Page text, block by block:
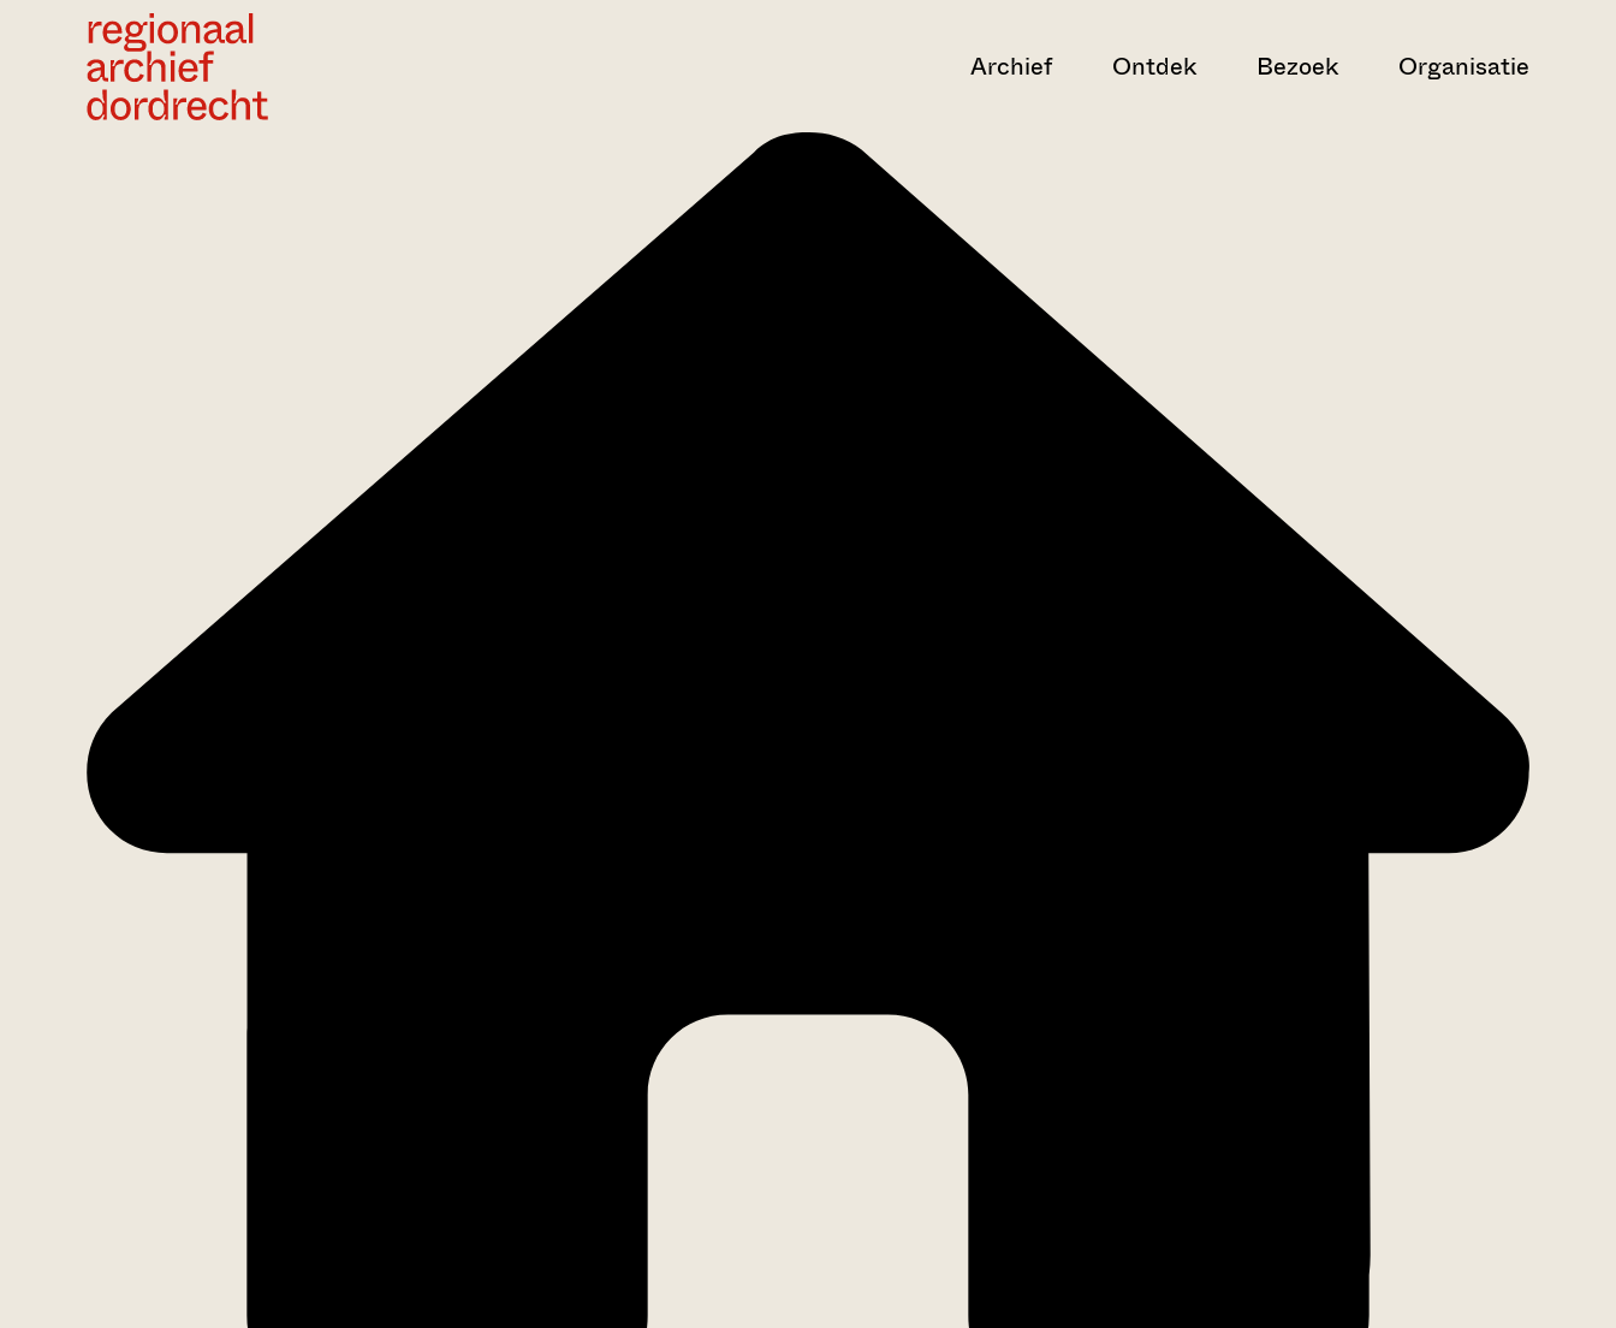
Archief Ontdek Bezoek Organisatie